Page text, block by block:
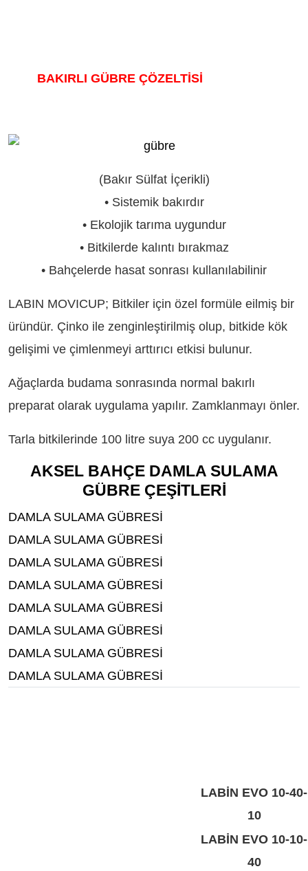
BAKIRLI GÜBRE ÇÖZELTİSİ
(Bakır Sülfat İçerikli)
• Sistemik bakırdır
• Ekolojik tarıma uygundur
• Bitkilerde kalıntı bırakmaz
• Bahçelerde hasat sonrası kullanılabilinir
LABIN MOVICUP; Bitkiler için özel formüle eilmiş bir
üründür. Çinko ile zenginleştirilmiş olup, bitkide kök
gelişimi ve çimlenmeyi arttırıcı etkisi bulunur.
Ağaçlarda budama sonrasında normal bakırlı
preparat olarak uygulama yapılır. Zamklanmayı önler.
Tarla bitkilerinde 100 litre suya 200 cc uygulanır.
AKSEL BAHÇE DAMLA SULAMA
GÜBRE ÇEŞİTLERİ
DAMLA SULAMA GÜBRESİ
DAMLA SULAMA GÜBRESİ
DAMLA SULAMA GÜBRESİ
DAMLA SULAMA GÜBRESİ
DAMLA SULAMA GÜBRESİ
DAMLA SULAMA GÜBRESİ
DAMLA SULAMA GÜBRESİ
DAMLA SULAMA GÜBRESİ
LABİN EVO 10-40-
10
LABİN EVO 10-10-
40